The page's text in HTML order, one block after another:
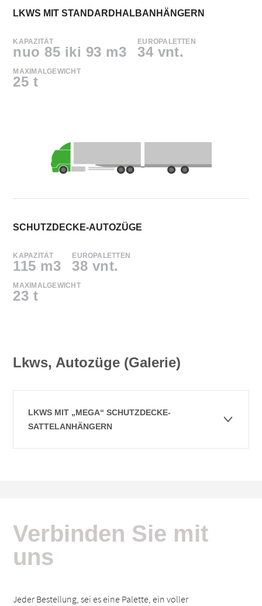
LKWS MIT STANDARDHALBANHÄNGERN
KAPAZITÄT
nuo 85 iki 93 m3
EUROPALETTEN
34 vnt.
MAXIMALGEWICHT
25 t
SCHUTZDECKE-AUTOZÜGE
KAPAZITÄT
115 m3
EUROPALETTEN
38 vnt.
MAXIMALGEWICHT
23 t
Lkws, Autozüge (Galerie)
LKWS MIT „MEGA“ SCHUTZDECKE-
SATTELANHÄNGERN
Verbinden Sie mit
uns
Jeder Bestellung, sei es eine Palette, ein voller